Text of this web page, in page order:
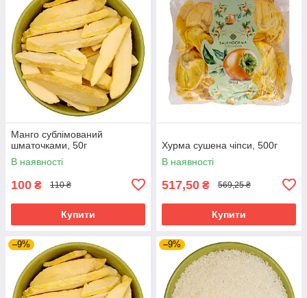
Манго сублімований
шматочками, 50г
В наявності
100 ₴ 110 ₴
Купити
Хурма сушена чіпси, 500г
В наявності
517,50 ₴ 569,25 ₴
Купити
–9% –9%